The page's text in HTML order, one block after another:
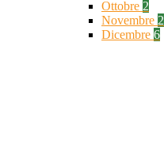
Ottobre 2
Novembre 2
Dicembre 6